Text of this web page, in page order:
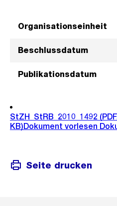
Organisationseinheit
Beschlussdatum
Publikationsdatum
StZH_StRB_2010_1492
KB)Dokument vorlesen
Seite drucken